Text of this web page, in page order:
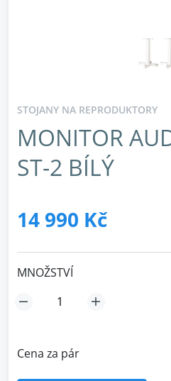
STOJANY NA REPRODUKTORY
MONITOR
ST-2 BÍLÝ
14 990 Kč
MNOŽSTVÍ
Cena za pár